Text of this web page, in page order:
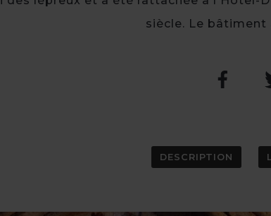
siècle. Le bâtiment
DESCRIPTION